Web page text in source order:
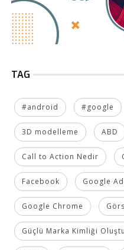
TAG
#android #google
3D modelleme ABD
Call to Action Nedir
Facebook Google
Google Chrome
Güçlü Marka Kimliği